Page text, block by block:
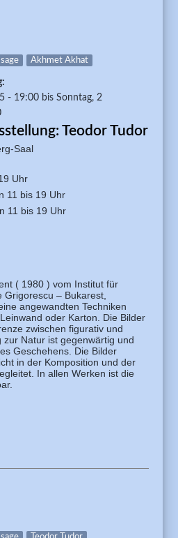
Akhmet Akhat
- 19:00 bisSonntag, 2
Teodor Tudor
Saal
Uhr
11 bis 19 Uhr
11 bis 19 Uhr
( 1980 ) vom Institut für
Grigorescu – Bukarest,
angewandten Techniken
oder Karton. Die Bilder
zwischen figurativ und
Natur ist gegenwärtig und
Geschehens. Die Bilder
in der Komposition und der
In allen Werken ist die